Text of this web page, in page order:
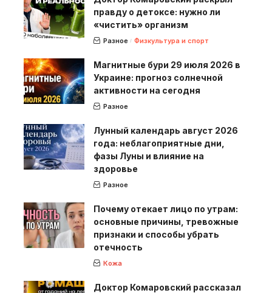
правду о детоксе: нужно ли
«чистить» организм
Разное Физкультура и спорт
Магнитные бури 29 июля 2026 в
Украине: прогноз солнечной
активности на сегодня
Разное
Лунный календарь август 2026
года: неблагоприятные дни,
фазы Луны и влияние на
здоровье
Разное
Почему отекает лицо по утрам:
основные причины, тревожные
признаки и способы убрать
отечность
Кожа
Доктор Комаровский рассказал